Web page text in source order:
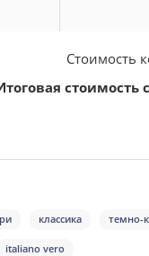
Стоимость
стоимость
классика темно-
italiano vero